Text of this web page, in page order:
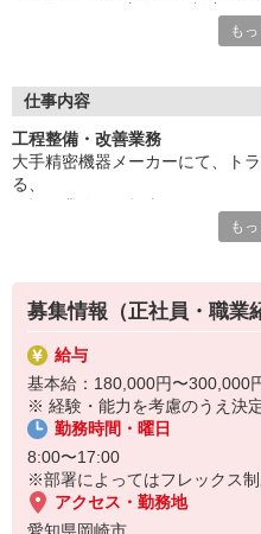
不足している方向けの制度です
機械や電気図面についての知
的な知識や技術を学んでいただ
◆スキルアップ研修（経験者向
エンジニアとして実務経験はあ
今よりワンランク上の資格取得
現在は車のエンジン講座が主
ジを目指す方にとって、
チャレンジできる環境を用意し
◆FA（フリーエージェント制度
エンジニア（技術社員）を対
制度です。
新たな職種へ挑戦したい、U・
たい・・・など。
転職に伴う転職リスクを気に
キャリアを形成し、
可能性を広げることが出来ます
も
仕事内容
工程整備・改善業務
大手精密機器メーカーにて、ト
る、
下記の業務をご担当いただきま
AUTO-CAD、Solidworks、図面
躍いただけます。
※「トランスミッション」・・
できるようにするための役割をし
紹介企業：株式会社KOTONAS
も
募集情報（正社員・職業
給与
基本給：180,000円〜300,000
※ 経験・能力を考慮のうえ決
勤務時間・曜日
8:00〜17:00
※部署によってはフレックス制
アクセス・勤務地